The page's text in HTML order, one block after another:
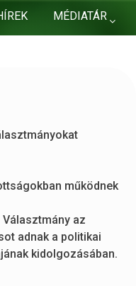
MÉDIATÁR
működnek
az
adnak a politikai
kidolgozásában.